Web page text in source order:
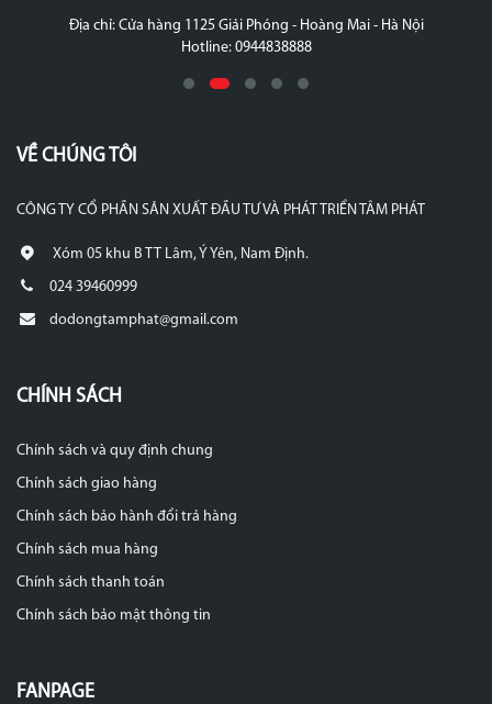
Địa chỉ: Cửa hàng 1125 Giải Phóng - Hoàng Mai - Hà Nội
Hotline: 0944838888
VỀ CHÚNG TÔI
CÔNG TY CỔ PHẦN SẢN XUẤT ĐẦU TƯ VÀ PHÁT TRIỂN TÂM PHÁT
Xóm 05 khu B TT Lâm, Ý Yên, Nam Định.
024 39460999
dodongtamphat@gmail.com
CHÍNH SÁCH
Chính sách và quy định chung
Chính sách giao hàng
Chính sách bảo hành đổi trả hàng
Chính sách mua hàng
Chính sách thanh toán
Chính sách bảo mật thông tin
FANPAGE